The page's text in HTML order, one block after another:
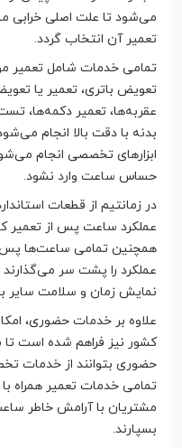
می‌شود تا علت اصلی
تعمیر آن انتخاب گردد.
تمامی خدمات شامل تعمیر
تعویض باتری، تعمیر یا
عقربه‌ها، تعمیر دکمه‌ها،
بدنه با دقت بالا انجام
ابزارهای تخصصی انجام
حساس ساعت وارد نشود.
در زمانتیم از قطعات
عملکرد ساعت پس از تعمیر
همچنین تمامی ساعت‌ها پس
عملکرد را پشت سر
نمایش زمان و سلامت سایر
علاوه بر خدمات حضوری،
کشور نیز فراهم شده است تا
حضوری بتوانند از خدمات
تمامی خدمات تعمیر همراه
مشتریان با آرامش خاطر
بسپارند.